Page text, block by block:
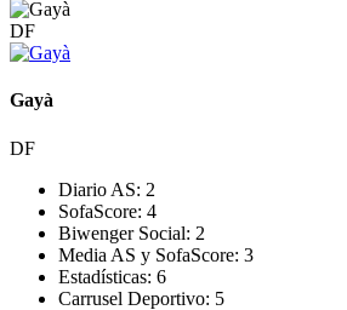
DF
Gayà
DF
Diario AS: 2
SofaScore: 4
Biwenger Social: 2
Media AS y SofaScore: 3
Estadísticas: 6
Carrusel Deportivo: 5